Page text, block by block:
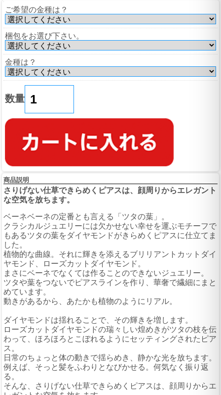
ご希望の金種は？
梱包をお選び下さい。
金種は？
数量
商品説明
さりげない仕草できらめくピアスは、顔周りからエレガント
な空気を放ちます。
ベーネベーネの定番とも言える「ツタの葉」。
クラシカルジュエリーには欠かせない幸せを運ぶモチーフで
もあるツタの葉をダイヤモンドがきらめくピアスに仕立てま
した。
植物的な曲線。それに輝きを添えるブリリアントカットダイ
ヤモンド、ローズカットダイヤモンド。
まさにベーネでなくては作ることのできないジュエリー。
ツタや葉をつないでピアスラインを作り、華奢で繊細にまと
めています。
動きがあるから、あたかも植物のようにリアル。
ダイヤモンドは揺れることで、その輝きを増します。
ローズカットダイヤモンドの瑞々しい煌めきがツタの枝を伝
わって、ほろほろとこぼれるようにセッティングされたピア
ス。
日常のちょっと体の動きで揺らめき、静かな光を放ちます。
例えば、そっと髪をふわりとなびかせる。何気なく振り返
る。
そんな、さりげない仕草できらめくピアスは、顔周りからエ